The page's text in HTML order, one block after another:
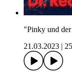
"Pinky und
21.03.2023